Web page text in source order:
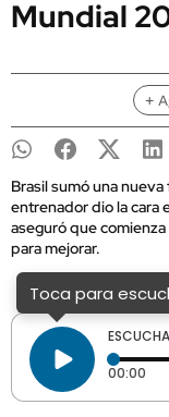
Mundial
+
Brasil sumó una
entrenador dio la cara
aseguró que
para mejorar.
Toca para
00:00